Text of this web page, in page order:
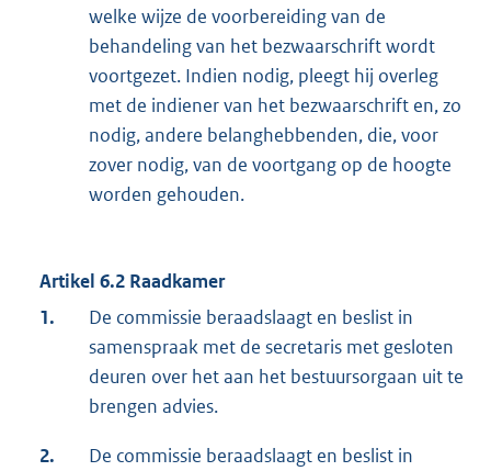
welke wijze de voorbereiding van de
behandeling van het bezwaarschrift wordt
voortgezet. Indien nodig, pleegt hij overleg
met de indiener van het bezwaarschrift en, zo
nodig, andere belanghebbenden, die, voor
zover nodig, van de voortgang op de hoogte
worden gehouden.
Artikel 6.2 Raadkamer
1.
De commissie beraadslaagt en beslist in
samenspraak met de secretaris met gesloten
deuren over het aan het bestuursorgaan uit te
brengen advies.
2.
De commissie beraadslaagt en beslist in